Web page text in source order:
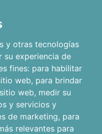
y otras tecnologías
su experiencia de
fines: para habilitar
web, para brindar
web, medir su
y servicios y
de marketing, para
relevantes para